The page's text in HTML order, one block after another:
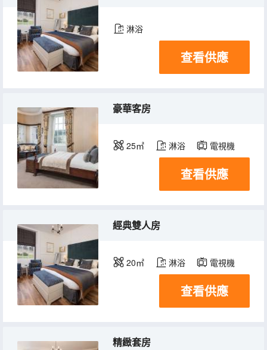
淋浴
查看供應
豪華客房
25㎡ 淋浴 電視機
查看供應
經典雙人房
20㎡ 淋浴 電視機
查看供應
精緻套房